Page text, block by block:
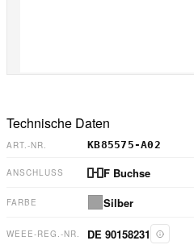
Technische Daten
ART.-NR. KB85575-A02
ANSCHLUSS F Buchse
FARBE Silber
WEEE-REG.-NR. DE 90158231